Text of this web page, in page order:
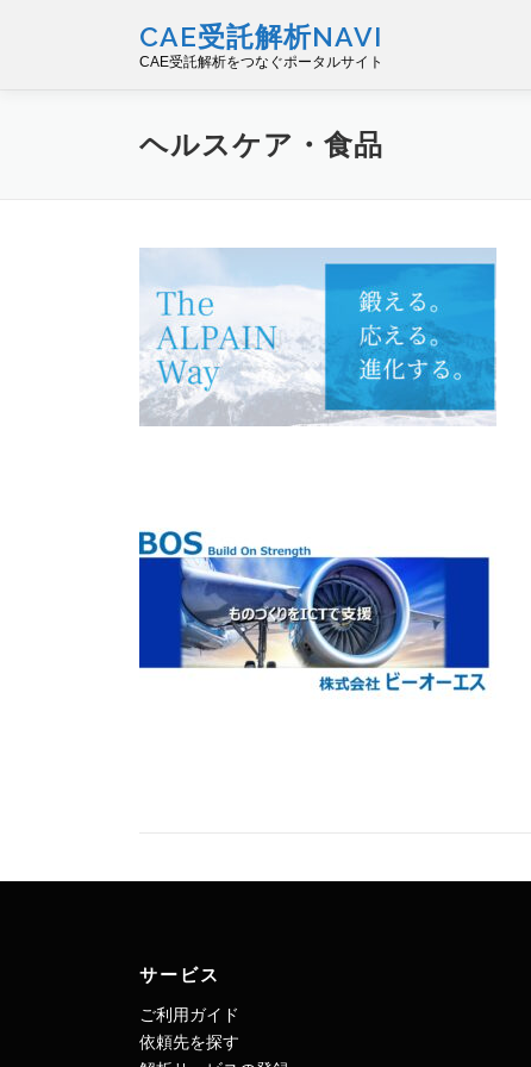
CAE受託解析NAVI
CAE受託解析をつなぐポータルサイト
ヘルスケア・食品
サービス
ご利用ガイド
依頼先を探す